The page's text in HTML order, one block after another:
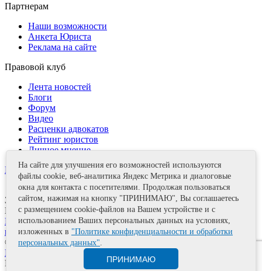
Партнерам
Наши возможности
Анкета Юриста
Реклама на сайте
Правовой клуб
Лента новостей
Блоги
Форум
Видео
Расценки адвокатов
Рейтинг юристов
Личное мнение
Контакты
Задать вопрос
Поделиться
Политика информационной безопасности Правила
использования материалов
© 2011—2026 А.Е. Мишушин
Карта сайта
Разработка сайта
На сайте для улучшения его возможностей используются
файлы cookie, веб-аналитика Яндекс Метрика и диалоговые
окна для контакта с посетителями. Продолжая пользоваться
сайтом, нажимая на кнопку "ПРИНИМАЮ", Вы соглашаетесь
с размещением cookie-файлов на Вашем устройстве и с
использованием Ваших персональных данных на условиях,
изложенных в "Политике конфиденциальности и обработки
персональных данных".
ПРИНИМАЮ